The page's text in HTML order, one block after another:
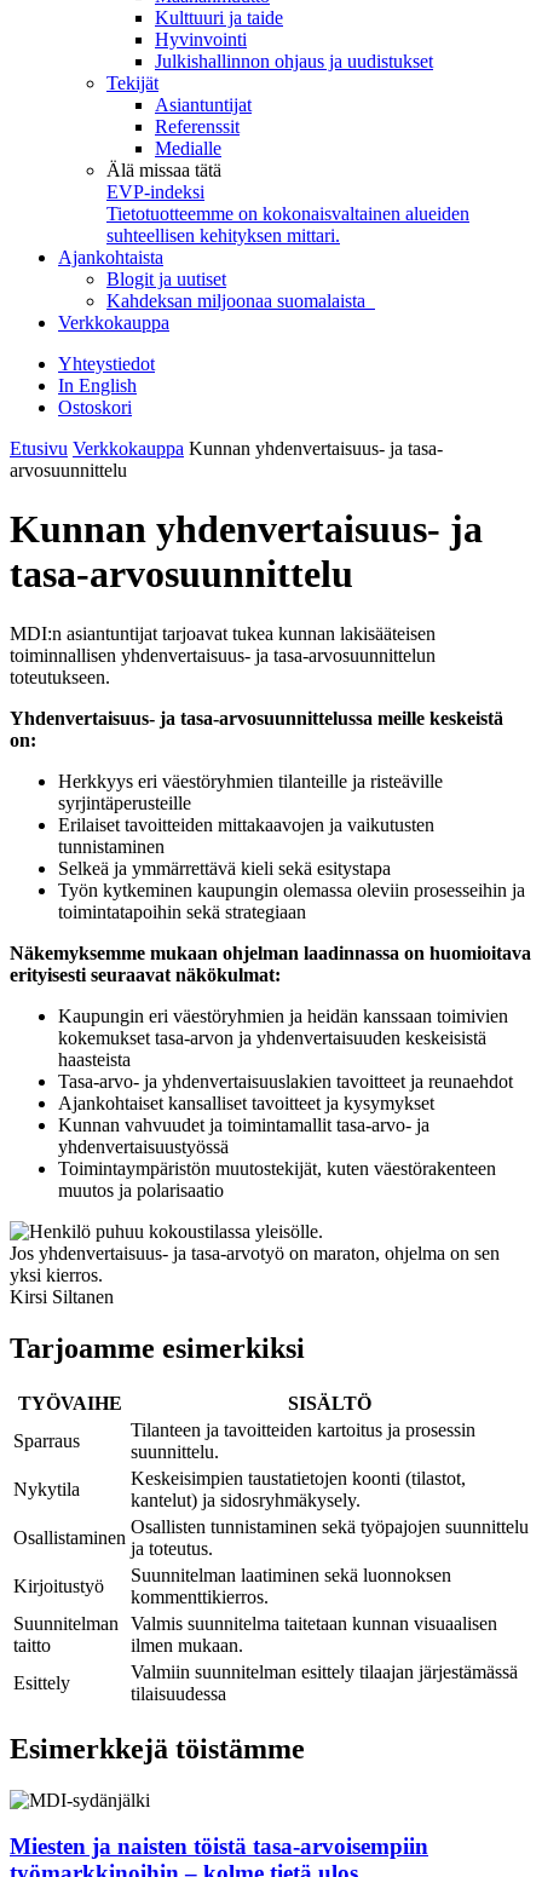
Kulttuuri ja taide
Hyvinvointi
Julkishallinnon ohjaus ja uudistukset
Tekijät
Asiantuntijat
Referenssit
Medialle
Älä missaa tätä
EVP-indeksi
Tietotuotteemme on kokonaisvaltainen alueiden
suhteellisen kehityksen mittari.
Ajankohtaista
Blogit ja uutiset
Kahdeksan miljoonaa suomalaista
Verkkokauppa
Yhteystiedot
In English
Ostoskori
Etusivu Verkkokauppa Kunnan yhdenvertaisuus- ja tasa-
arvosuunnittelu
Kunnan yhdenvertaisuus- ja
tasa-arvosuunnittelu
MDI:n asiantuntijat tarjoavat tukea kunnan lakisääteisen
toiminnallisen yhdenvertaisuus- ja tasa-arvosuunnittelun
toteutukseen.
Yhdenvertaisuus- ja tasa-arvosuunnittelussa meille keskeistä
on:
Herkkyys eri väestöryhmien tilanteille ja risteäville
syrjintäperusteille
Erilaiset tavoitteiden mittakaavojen ja vaikutusten
tunnistaminen
Selkeä ja ymmärrettävä kieli sekä esitystapa
Työn kytkeminen kaupungin olemassa oleviin prosesseihin ja
toimintatapoihin sekä strategiaan
Näkemyksemme mukaan ohjelman laadinnassa on huomioitava
erityisesti seuraavat näkökulmat:
Kaupungin eri väestöryhmien ja heidän kanssaan toimivien
kokemukset tasa-arvon ja yhdenvertaisuuden keskeisistä
haasteista​
Tasa-arvo- ja yhdenvertaisuuslakien tavoitteet ja reunaehdot​
Ajankohtaiset kansalliset tavoitteet ja kysymykset​
Kunnan vahvuudet ja toimintamallit tasa-arvo- ja
yhdenvertaisuustyössä​
Toimintaympäristön muutostekijät, kuten väestörakenteen
muutos ja polarisaatio
Jos yhdenvertaisuus- ja tasa-arvotyö on maraton, ohjelma on sen
yksi kierros.
Kirsi Siltanen
Tarjoamme esimerkiksi
TYÖVAIHE
SISÄLTÖ
Sparraus
Tilanteen ja tavoitteiden kartoitus ja prosessin
suunnittelu.
Nykytila
Keskeisimpien taustatietojen koonti (tilastot,
kantelut) ja sidosryhmäkysely.
Osallistaminen
Osallisten tunnistaminen sekä työpajojen suunnittelu
ja toteutus.
Kirjoitustyö
Suunnitelman laatiminen sekä luonnoksen
kommenttikierros.
Suunnitelman
taitto
Valmis suunnitelma taitetaan kunnan visuaalisen
ilmen mukaan.
Esittely
Valmiin suunnitelman esittely tilaajan järjestämässä
tilaisuudessa
Esimerkkejä töistämme
Miesten ja naisten töistä tasa-arvoisempiin